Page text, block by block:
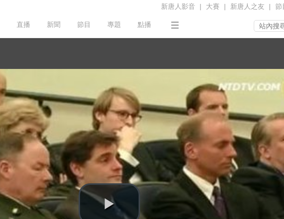
新唐人影音 | 大賽 | 新唐人之友 | 節
直播 新聞 節目 專題 點播